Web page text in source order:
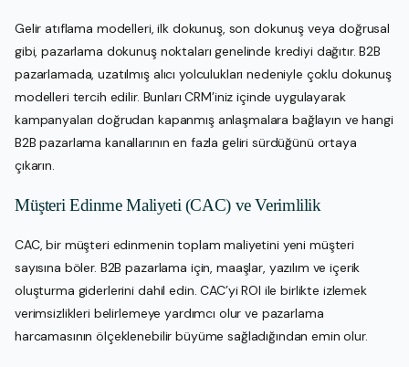
Gelir atıflama modelleri, ilk dokunuş, son dokunuş veya doğrusal
gibi, pazarlama dokunuş noktaları genelinde krediyi dağıtır. B2B
pazarlamada, uzatılmış alıcı yolculukları nedeniyle çoklu dokunuş
modelleri tercih edilir. Bunları CRM’iniz içinde uygulayarak
kampanyaları doğrudan kapanmış anlaşmalara bağlayın ve hangi
B2B pazarlama kanallarının en fazla geliri sürdüğünü ortaya
çıkarın.
Müşteri Edinme Maliyeti (CAC) ve Verimlilik
CAC, bir müşteri edinmenin toplam maliyetini yeni müşteri
sayısına böler. B2B pazarlama için, maaşlar, yazılım ve içerik
oluşturma giderlerini dahil edin. CAC’yi ROI ile birlikte izlemek
verimsizlikleri belirlemeye yardımcı olur ve pazarlama
harcamasının ölçeklenebilir büyüme sağladığından emin olur.